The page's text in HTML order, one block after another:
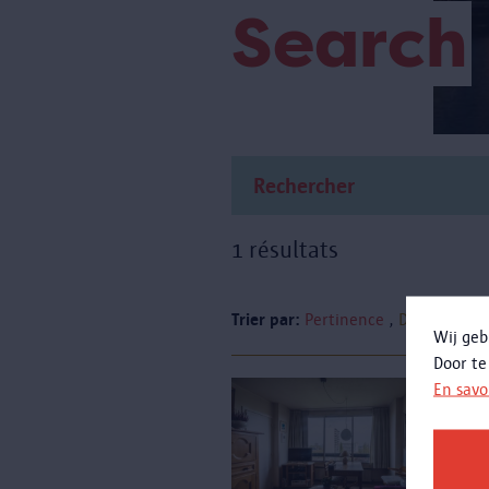
Wij
Door
En
Search
1 résultats
Trier par: Pertinence Date